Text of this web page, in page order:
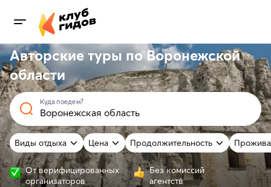
Авторские туры по Воронежской
области
Куда поедем?
Виды отдыха Цена Продолжительность
От верифицированных
организаторов
Без комиссий
агентств